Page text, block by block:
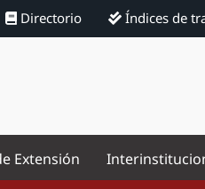
Directorio Índices de
Extensión